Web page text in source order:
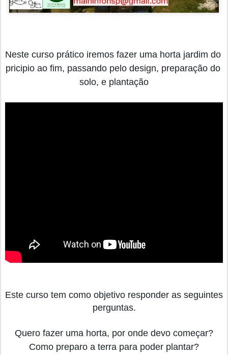
Neste curso prático iremos fazer uma horta jardim do
pricipio ao fim, passando pelo design, preparação do
solo, e plantação
Este curso tem como objetivo responder as seguintes
perguntas.
Quero fazer uma horta, por onde devo começar?
Como preparo a terra para poder plantar?